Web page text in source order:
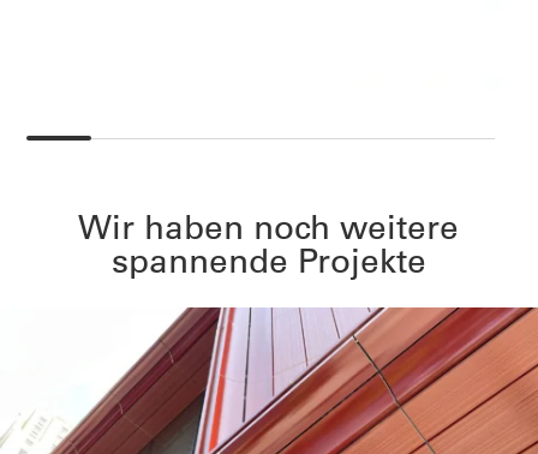
Wir haben noch weitere
spannende Projekte